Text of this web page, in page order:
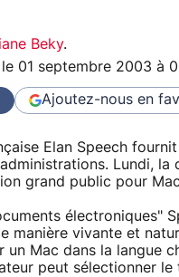
Beky.
01 septembre 2003 à
Ajoutez-nous en
Elan Speech
Lundi,
grand public pour
électroniques"
manière vivante et
un Mac dans la langue
peut sélectionner